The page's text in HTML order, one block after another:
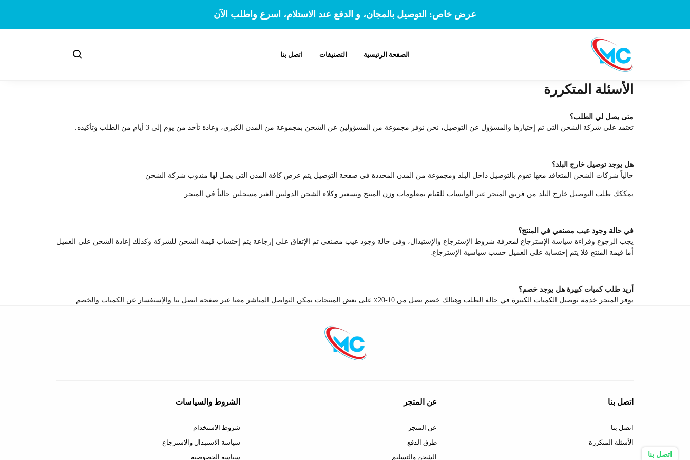
اتصل بنا
عرض خاص: التوصيل بالمجان، و الدفع عند الاستلام، اسرع واطلب الآن
الصفحة الرئيسية التصنيفات اتصل بنا
الأسئلة المتكررة
متى يصل لي الطلب؟
تعتمد على شركة الشحن التي تم إختيارها والمسؤول عن التوصيل، نحن نوفر مجموعة من المسؤولين عن الشحن بمجموعة من المدن الكبرى، وعادة تأخد من يوم إلى 3 أيام من الطلب وتأكيده.
هل يوجد توصيل خارج البلد؟
حالياً شركات الشحن المتعاقد معها تقوم بالتوصيل داخل البلد ومجموعة من المدن المحددة في صفحة التوصيل يتم عرض كافة المدن التي يصل لها مندوب شركة الشحن
يمككك طلب التوصيل خارج البلد من فريق المتجر عبر الواتساب للقيام بمعلومات وزن المنتج وتسعير وكلاء الشحن الدوليين الغير مسجلين حالياً في المتجر .
في حالة وجود عيب مصنعي في المنتج؟
يجب الرجوع وقراءة سياسة الإسترجاع لمعرفة شروط الإسترجاع والإستبدال، وفي حالة وجود عيب مصنعي تم الإتفاق على إرجاعة يتم إحتساب قيمة الشحن للشركة وكذلك إعادة الشحن على العميل
أما قيمة المنتج فلا يتم إحتسابة على العميل حسب سياسية الإسترجاع.
أريد طلب كميات كبيرة هل يوجد خصم؟
يوفر المتجر خدمة توصيل الكميات الكبيرة في حالة الطلب وهنالك خصم يصل من 10-20٪ على بعض المنتجات يمكن التواصل المباشر معنا عبر صفحة اتصل بنا والإستفسار عن الكميات والخصم
اتصل بنا
اتصل بنا
الأسئلة المتكررة
عن المتجر
عن المتجر
طرق الدفع
الشحن والتسليم
الشروط والسياسات
شروط الاستخدام
سياسة الاستبدال والاسترجاع
سياسة الخصوصية